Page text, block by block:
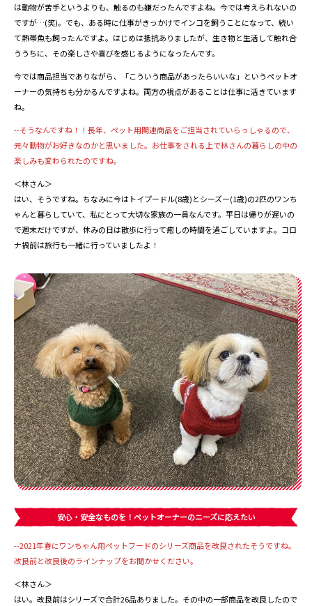
は動物が苦手というよりも、触るのも嫌だったんですよね。今では考えられないの
ですが…(笑)。でも、ある時に仕事がきっかけでインコを飼うことになって、続い
て熱帯魚も飼ったんですよ。はじめは抵抗ありましたが、生き物と生活して触れ合
ううちに、その楽しさや喜びを感じるようになったんです。
今では商品担当でありながら、「こういう商品があったらいいな」というペットオ
ーナーの気持ちも分かるんですよね。両方の視点があることは仕事に活きています
ね。
--そうなんですね！！長年、ペット用関連商品をご担当されていらっしゃるので、
元々動物がお好きなのかと思いました。お仕事をされる上で林さんの暮らしの中の
楽しみも変わられたのですね。
＜林さん＞
はい、そうですね。ちなみに今はトイプードル(8歳)とシーズー(1歳)の2匹のワンち
ゃんと暮らしていて、私にとって大切な家族の一員なんです。平日は帰りが遅いの
で週末だけですが、休みの日は散歩に行って癒しの時間を過ごしていますよ。コロ
ナ禍前は旅行も一緒に行っていましたよ ！
安心・安全なものを！ペットオーナーのニーズに応えたい
--2021年春にワンちゃん用ペットフードのシリーズ商品を改良されたそうですね。
改良前と改良後のラインナップをお聞かせください。
＜林さん＞
はい。改良前はシリーズで合計26品ありました。その中の一部商品を改良したので